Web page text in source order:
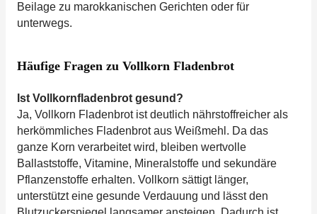
Beilage zu marokkanischen Gerichten oder für
unterwegs.
Häufige Fragen zu Vollkorn Fladenbrot
Ist Vollkornfladenbrot gesund?
Ja, Vollkorn Fladenbrot ist deutlich nährstoffreicher als
herkömmliches Fladenbrot aus Weißmehl. Da das
ganze Korn verarbeitet wird, bleiben wertvolle
Ballaststoffe, Vitamine, Mineralstoffe und sekundäre
Pflanzenstoffe erhalten. Vollkorn sättigt länger,
unterstützt eine gesunde Verdauung und lässt den